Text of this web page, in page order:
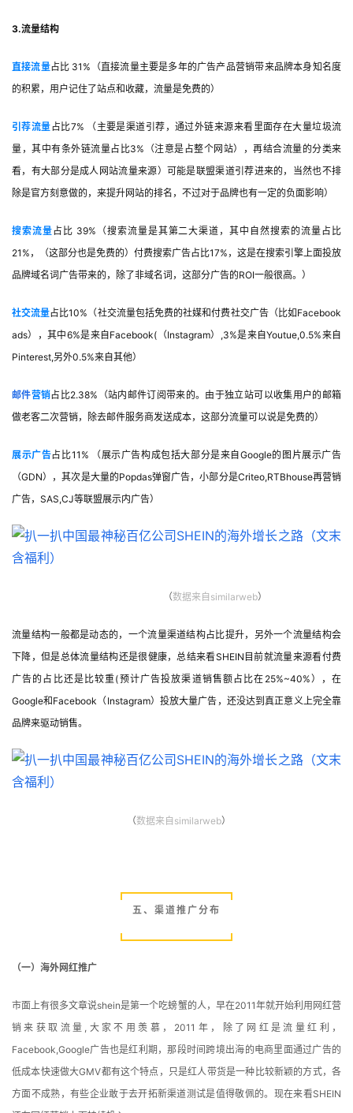
营
实
战
分
享
3.流量结构
直接流量占比 31%（直接流量主要是多年的广告产品营销带来品牌本身知名度
的积累，用户记住了站点和收藏，流量是免费的）
引荐流量占比7% （主要是渠道引荐，通过外链来源来看里面存在大量垃圾流
量，其中有条外链流量占比3%（注意是占整个网站），再结合流量的分类来
看，有大部分是成人网站流量来源）可能是联盟渠道引荐进来的，当然也不排
除是官方刻意做的，来提升网站的排名，不过对于品牌也有一定的负面影响）
搜索流量占比 39%（搜索流量是其第二大渠道，其中自然搜索的流量占比
21%，（这部分也是免费的）付费搜索广告占比17%，这是在搜索引擎上面投放
品牌域名词广告带来的，除了非域名词，这部分广告的ROI一般很高。）
社交流量占比10%（社交流量包括免费的社媒和付费社交广告（比如Facebook
ads），其中6%是来自Facebook(（Instagram）,3%是来自Youtue,0.5%来自
Pinterest,另外0.5%来自其他）
邮件营销占比2.38%（站内邮件订阅带来的。由于独立站可以收集用户的邮箱
做老客二次营销，除去邮件服务商发送成本，这部分流量可以说是免费的）
展示广告占比11% （展示广告构成包括大部分是来自Google的图片展示广告
（GDN），其次是大量的Popdas弹窗广告，小部分是Criteo,RTBhouse再营销
广告，SAS,CJ等联盟展示内广告）
（数据来自similarweb）
流量结构一般都是动态的，一个流量渠道结构占比提升，另外一个流量结构会
下降，但是总体流量结构还是很健康，总结来看SHEIN目前就流量来源看付费
广告的占比还是比较重(预计广告投放渠道销售额占比在25%~40%），在
Google和Facebook（Instagram）投放大量广告，还没达到真正意义上完全靠
品牌来驱动销售。
（数据来自similarweb）
五、渠道推广分布
（一）海外网红推广
市面上有很多文章说shein是第一个吃螃蟹的人，早在2011年就开始利用网红营
销来获取流量,大家不用羡慕，2011年，除了网红是流量红利，
Facebook,Google广告也是红利期，那段时间跨境出海的电商里面通过广告的
低成本快速做大GMV都有这个特点，只是红人带货是一种比较新颖的方式，各
方面不成熟，有些企业敢于去开拓新渠道测试是值得敬佩的。现在来看SHEIN